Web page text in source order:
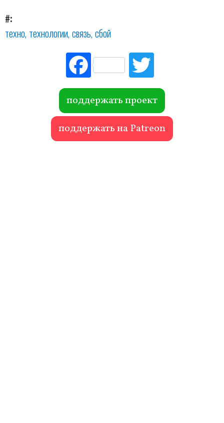
#
техно технологии связь сбой
Fac
ebo
ok r
поддержать проект
поддержать на Patreon